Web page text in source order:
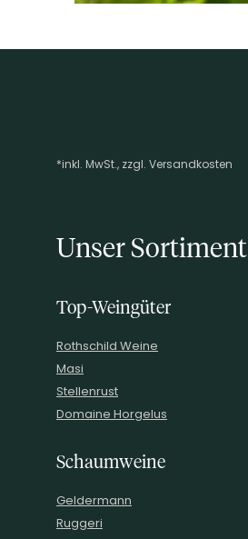
Footer-Menü
*inkl. MwSt., zzgl. Versandkosten
Unser Sortiment
Top-Weingüter
Rothschild Weine
Masi
Stellenrust
Domaine Horgelus
Schaumweine
Geldermann
Ruggeri